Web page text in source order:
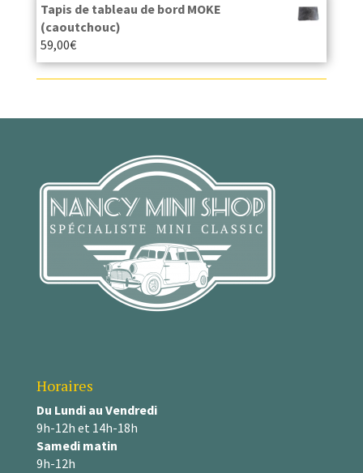
Tapis de tableau de bord MOKE
(caoutchouc)
59,00€
Horaires
Du Lundi au Vendredi
9h-12h et 14h-18h
Samedi matin
9h-12h